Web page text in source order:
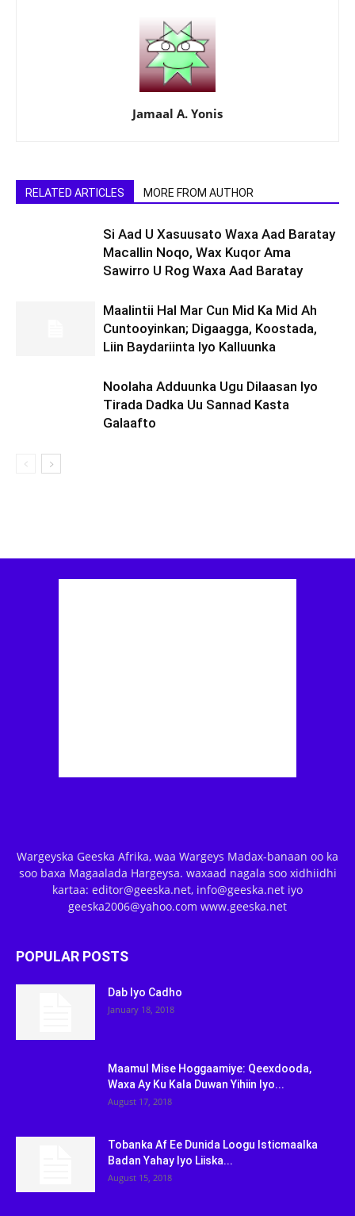
Jamaal A. Yonis
RELATED ARTICLES MORE FROM AUTHOR
Si Aad U Xasuusato Waxa Aad Baratay
Macallin Noqo, Wax Kuqor Ama
Sawirro U Rog Waxa Aad Baratay
Maalintii Hal Mar Cun Mid Ka Mid Ah
Cuntooyinkan; Digaagga, Koostada,
Liin Baydariinta Iyo Kalluunka
Noolaha Adduunka Ugu Dilaasan Iyo
Tirada Dadka Uu Sannad Kasta
Galaafto
Wargeyska Geeska Afrika, waa Wargeys Madax-banaan oo ka
soo baxa Magaalada Hargeysa. waxaad nagala soo xidhiidhi
kartaa: editor@geeska.net, info@geeska.net iyo
geeska2006@yahoo.com www.geeska.net
POPULAR POSTS
Dab Iyo Cadho
January 18, 2018
Maamul Mise Hoggaamiye: Qeexdooda,
Waxa Ay Ku Kala Duwan Yihiin Iyo...
August 17, 2018
Tobanka Af Ee Dunida Loogu Isticmaalka
Badan Yahay Iyo Liiska...
August 15, 2018